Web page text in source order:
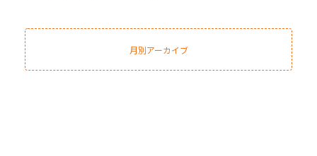
月別アーカイブ